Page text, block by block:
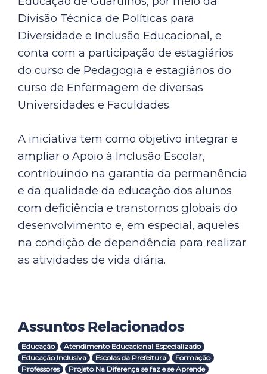
Divisão Técnica de Políticas para
Diversidade e Inclusão Educacional, e
conta com a participação de estagiários
do curso de Pedagogia e estagiários do
curso de Enfermagem de diversas
Universidades e Faculdades.
A iniciativa tem como objetivo integrar e
ampliar o Apoio à Inclusão Escolar,
contribuindo na garantia da permanência
e da qualidade da educação dos alunos
com deficiência e transtornos globais do
desenvolvimento e, em especial, aqueles
na condição de dependência para realizar
as atividades de vida diária.
Assuntos Relacionados
Educação
Atendimento Educacional Especializado
Educação Inclusiva
Escolas da Prefeitura
Formação
Professores
Projeto Na Diferença se faz e se Aprende